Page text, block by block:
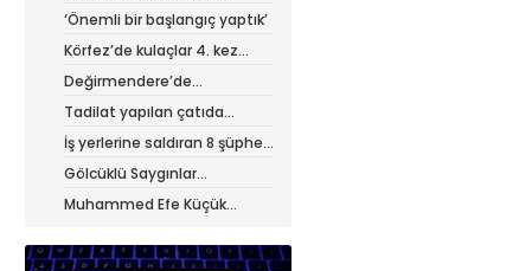
‘Önemli bir başlangıç yaptık’
Körfez’de kulaçlar 4. kez
atıldı
Değirmendere’de
muhteşem festival
Tadilat yapılan çatıda
yangın
İş yerlerine saldıran 8 şüpheli
tutuklandı
Gölcüklü Saygınlar
hizmetten memnun
Muhammed Efe Küçük